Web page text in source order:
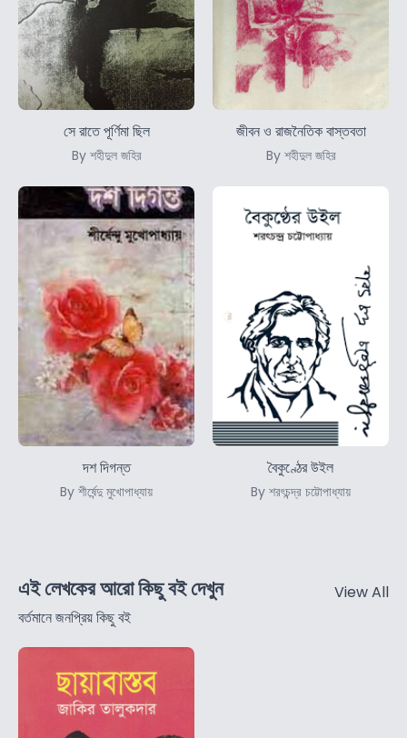
সে রাতে পূর্ণিমা ছিল
By শহীদুল জহির
জীবন ও রাজনৈতিক বাস্তবতা
By শহীদুল জহির
দশ দিগন্ত
By শীর্ষেন্দু মুখোপাধ্যায়
বৈকুণ্ঠের উইল
By শরৎচন্দ্র চট্টোপাধ্যায়
এই লেখকের আরো কিছু বই দেখুন
বর্তমানে জনপ্রিয় কিছু বই
View All